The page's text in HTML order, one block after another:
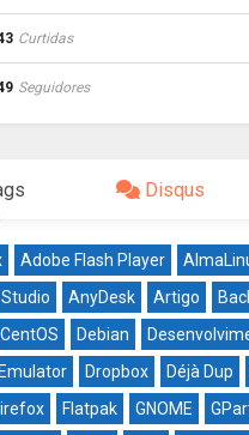
Curtidas
Seguidores
Disqus
Adobe Flash Player
AnyDesk Artigo
CentOS Debian
Dropbox Déjà Dup
Flatpak GNOME